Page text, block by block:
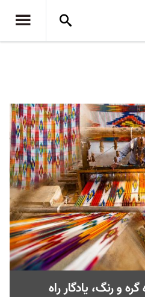
و رنگ، یادگار راه